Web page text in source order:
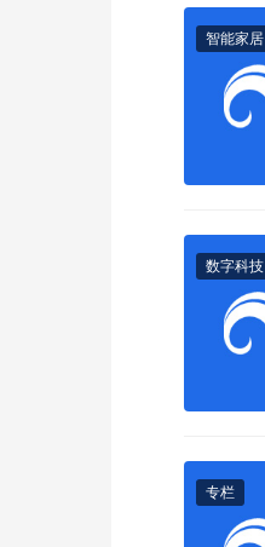
智能家居
数字科技
专栏